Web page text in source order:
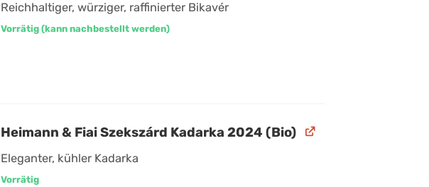
Reichhaltiger, würziger, raffinierter Bikavér
Vorrätig (kann nachbestellt werden)
Heimann & Fiai Szekszárd Kadarka 2024 (Bio)
Eleganter, kühler Kadarka
Vorrätig